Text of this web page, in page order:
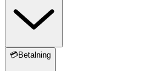
💳Betalning